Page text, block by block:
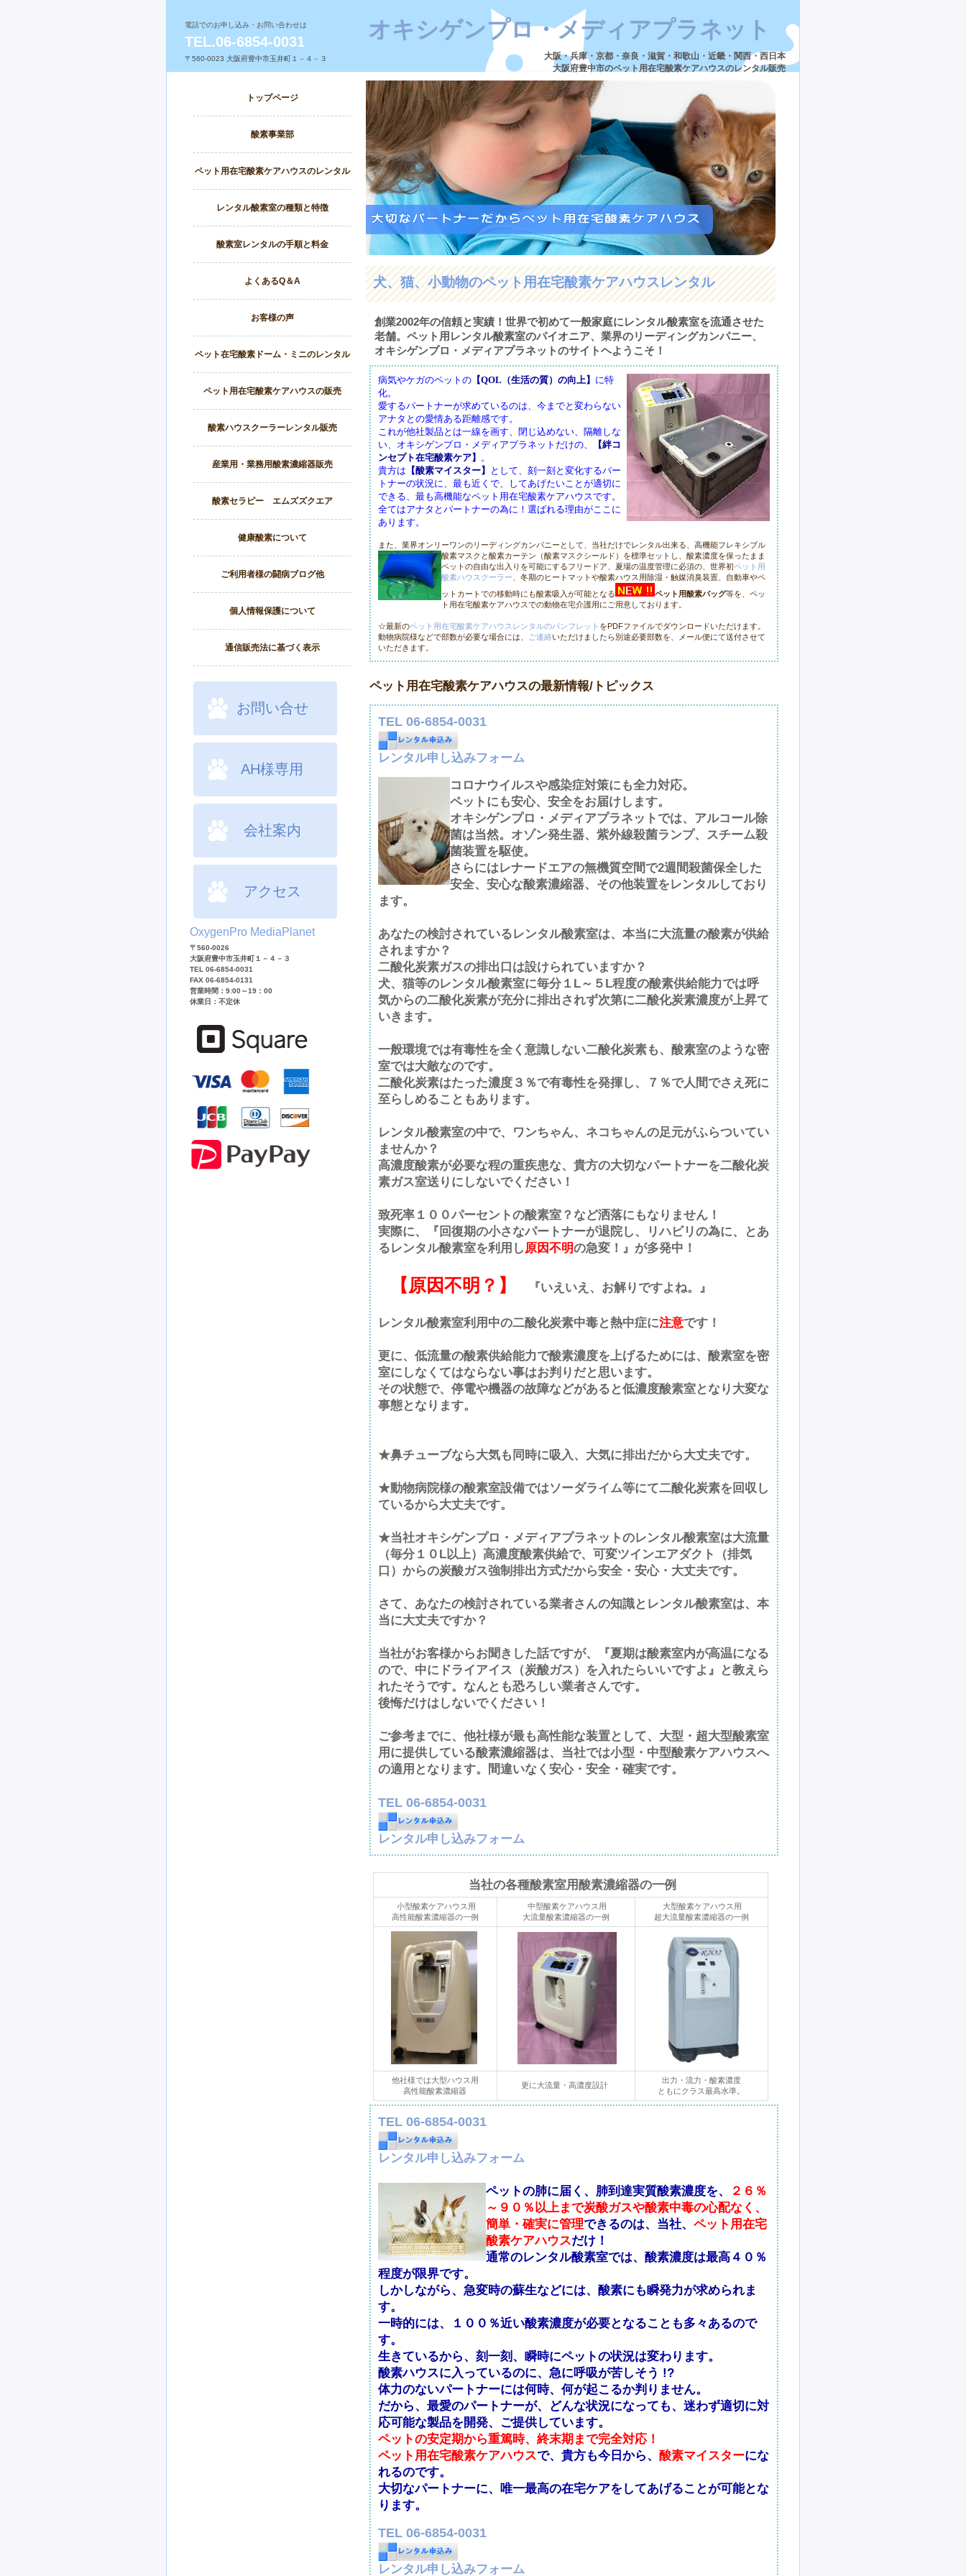
大阪・兵庫・京都・奈良・滋賀・和歌山・近畿・関西・西日本
大阪府豊中市のペット用在宅酸素ケアハウスのレンタル販売
オキシゲンプロ・メディアプラネット
電話でのお申し込み・お問い合わせは
TEL.06-6854-0031
〒560-0023 大阪府豊中市玉井町１－４－３
犬、猫、小動物のペット用在宅酸素ケアハウスレンタル
創業2002年の信頼と実績！世界で初めて一般家庭にレンタル酸素室を流通させた
老舗。ペット用レンタル酸素室のパイオニア、業界のリーディングカンパニー、
オキシゲンプロ・メディアプラネットのサイトヘようこそ！
病気やケガのペットの【QOL（生活の質）の向上】 に特
化。
愛するパートナーが求めているのは、今までと変わらない
アナタとの愛情ある距離感です。
これが他社製品とは一線を画す、閉じ込めない、隔離しな
い、オキシゲンプロ・メディアプラネットだけの、
【絆コ
ンセプト在宅酸素ケア】 。
貴方は 【酸素マイスター】
として、刻一刻と変化するパー
トナーの状況に、最も近くで、してあげたいことが適切に
できる、最も高機能なペット用在宅酸素ケアハウスです。
全てはアナタとパートナーの為に！選ばれる理由がここに
あります。
また、業界オンリーワンのリーディングカンパニーとして、当社だけでレンタル出来る、高機能フレキシブル
酸素マスクと酸素カーテン（酸素マスクシールド）を標準セットし、酸素濃度を保ったまま
ペットの自由な出入りを可能にするフリードア、夏場の温度管理に必須の、世界初ペット用
酸素ハウスクーラー 、冬期のヒートマットや酸素ハウス用除湿・触媒消臭装置、自動車やペ
ットカートでの移動時にも酸素吸入が可能となる
ペット用酸素バッグ等を、ペッ
ト用在宅酸素ケアハウスでの動物在宅介護用にご用意しております。
☆最新のペット用在宅酸素ケアハウスレンタルのパンフレット をPDFファイルでダウンロードいただけます。
動物病院様などで部数が必要な場合には、
ご連絡いただけましたら別途必要部数を、メール便にて送付させて
いただきます。
ペット用在宅酸素ケアハウスの最新情報/トピックス
TEL 06-6854-0031
レンタル申し込みフォーム
コロナウイルスや感染症対策にも全力対応。
ペットにも安心、安全をお届けします。
オキシゲンプロ・メディアプラネットでは、アルコール除
菌は当然。オゾン発生器、紫外線殺菌ランプ、スチーム殺
菌装置を駆使。
さらにはレナードエアの無機質空間で2週間殺菌保全した
安全、安心な酸素濃縮器、その他装置をレンタルしており
ます。
あなたの検討されているレンタル酸素室は、本当に大流量の酸素が供給
されますか？
二酸化炭素ガスの排出口は設けられていますか？
犬、猫等のレンタル酸素室に毎分１L～５L程度の酸素供給能力では呼
気からの二酸化炭素が充分に排出されず次第に二酸化炭素濃度が上昇て
いきます。
一般環境では有毒性を全く意識しない二酸化炭素も、酸素室のような密
室では大敵なのです。
二酸化炭素はたった濃度３％で有毒性を発揮し、７％で人間でさえ死に
至らしめることもあります。
レンタル酸素室の中で、ワンちゃん、ネコちゃんの足元がふらついてい
ませんか？
高濃度酸素が必要な程の重疾患な、貴方の大切なパートナーを二酸化炭
素ガス室送りにしないでください！
致死率１００パーセントの酸素室？など洒落にもなりません！
実際に、『回復期の小さなパートナーが退院し、リハビリの為に、とあ
るレンタル酸素室を利用し原因不明の急変！』が多発中！
【原因不明？】 『いえいえ、お解りですよね。』
レンタル酸素室利用中の二酸化炭素中毒と熱中症に注意です！
更に、低流量の酸素供給能力で酸素濃度を上げるためには、酸素室を密
室にしなくてはならない事はお判りだと思います。
その状態で、停電や機器の故障などがあると低濃度酸素室となり大変な
事態となります。
★鼻チューブなら大気も同時に吸入、大気に排出だから大丈夫です。
★動物病院様の酸素室設備ではソーダライム等にて二酸化炭素を回収し
ているから大丈夫です。
★当社オキシゲンプロ・メディアプラネットのレンタル酸素室は大流量
（毎分１０L以上）高濃度酸素供給で、可変ツインエアダクト（排気
口）からの炭酸ガス強制排出方式だから安全・安心・大丈夫です。
さて、あなたの検討されている業者さんの知識とレンタル酸素室は、本
当に大丈夫ですか？
当社がお客様からお聞きした話ですが、『夏期は酸素室内が高温になる
ので、中にドライアイス（炭酸ガス）を入れたらいいですよ』と教えら
れたそうです。なんとも恐ろしい業者さんです。
後悔だけはしないでください！
ご参考までに、他社様が最も高性能な装置として、大型・超大型酸素室
用に提供している酸素濃縮器は、当社では小型・中型酸素ケアハウスへ
の適用となります。間違いなく安心・安全・確実です。
TEL 06-6854-0031
レンタル申し込みフォーム
当社の各種酸素室用酸素濃縮器の一例
小型酸素ケアハウス用
高性能酸素濃縮器の一例
中型酸素ケアハウス用
大流量酸素濃縮器の一例
大型酸素ケアハウス用
超大流量酸素濃縮器の一例
他社様では大型ハウス用
高性能酸素濃縮器
更に大流量・高濃度設計
出力・流力・酸素濃度
ともにクラス最高水準。
TEL 06-6854-0031
レンタル申し込みフォーム
ペットの肺に届く、肺到達実質酸素濃度を、
２６％
～９０％以上まで炭酸ガスや酸素中毒の心配なく、
簡単・確実に管理できるのは、当社、 ペット用在宅
酸素ケアハウスだけ！
通常のレンタル酸素室では、酸素濃度は最高４０％
程度が限界です。
しかしながら、急変時の蘇生などには、酸素にも瞬発力が求められま
す。
一時的には、１００％近い酸素濃度が必要となることも多々あるので
す。
生きているから、刻一刻、瞬時にペットの状況は変わります。
酸素ハウスに入っているのに、急に呼吸が苦しそう !?
体力のないパートナーには何時、何が起こるか判りません。
だから、最愛のパートナーが、どんな状況になっても、迷わず適切に対
応可能な製品を開発、ご提供しています。
ペットの安定期から重篤時、終末期まで完全対応！
ペット用在宅酸素ケアハウスで、貴方も今日から、 酸素マイスターにな
れるのです。
大切なパートナーに、唯一最高の在宅ケアをしてあげることが可能とな
ります。
TEL 06-6854-0031
レンタル申し込みフォーム
トップページ
酸素事業部
ペット用在宅酸素ケアハウスのレンタル
レンタル酸素室の種類と特徴
酸素室レンタルの手順と料金
よくあるQ＆A
お客様の声
ペット在宅酸素ドーム・ミニのレンタル
ペット用在宅酸素ケアハウスの販売
酸素ハウスクーラーレンタル販売
産業用・業務用酸素濃縮器販売
酸素セラピー エムズズクエア
健康酸素について
ご利用者様の闘病ブログ他
個人情報保護について
通信販売法に基づく表示
お問い合せ
AH様専用
会社案内
アクセス
OxygenPro MediaPlanet
〒560-0026
大阪府豊中市玉井町１－４－３
TEL 06-6854-0031
FAX 06-6854-0131
営業時間：9:00～19：00
休業日：不定休